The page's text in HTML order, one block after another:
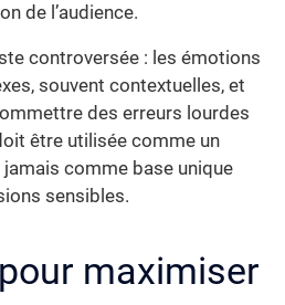
de l’audience.
controversée : les émotions
souvent contextuelles, et
des erreurs lourdes
être utilisée comme un
comme base unique
sensibles.
maximiser